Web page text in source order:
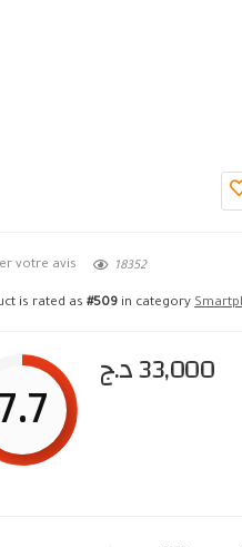
votre avis 18352
is rated as#509 in category
33,000د.ج